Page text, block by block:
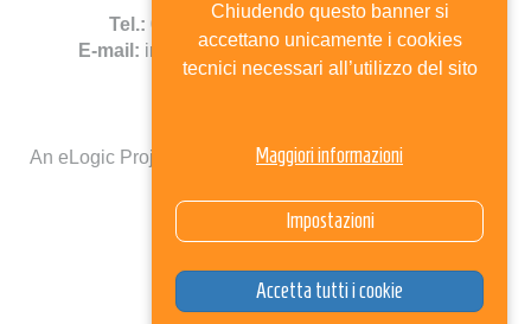
Tel.: 02.6702744 -Fax: 02.67385690
E-mail: info@avedisco.it - C.F. 80116270150
An eLogic Project
Powered by Kentico CMS for ASP.Net
Chiudendo questo banner si
accettano unicamente i cookies
tecnici necessari all’utilizzo del sito
Maggiori informazioni
Impostazioni
Accetta tutti i cookie